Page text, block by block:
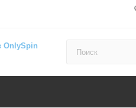
OnlySpin